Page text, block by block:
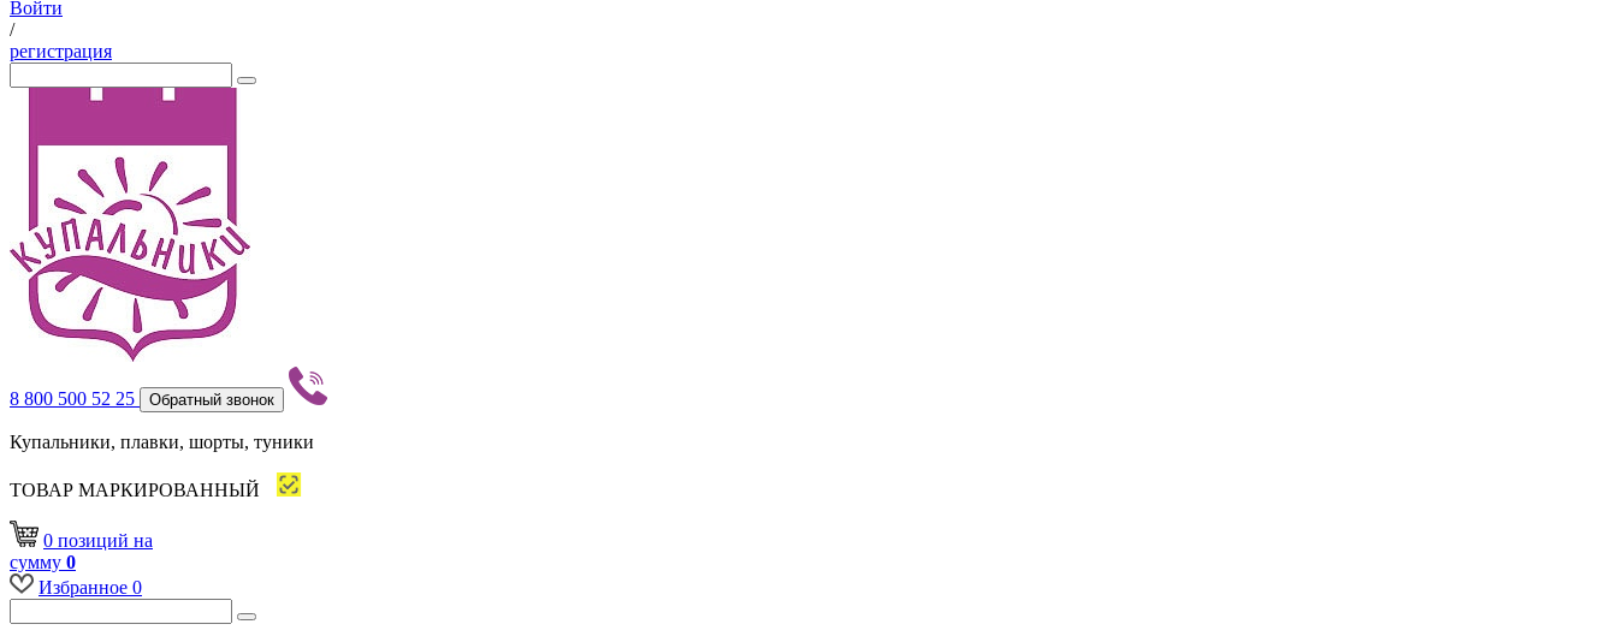
Войти
/
регистрация
8 800 500 52 25 Обратный звонок
Купальники, плавки, шорты, туники
ТОВАР МАРКИРОВАННЫЙ
0 позиций на
сумму 0
Избранное 0